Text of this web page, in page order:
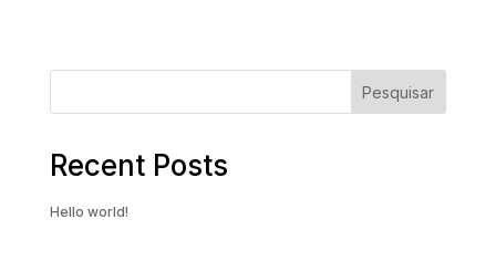
Pesquisar
Recent Posts
Hello world!